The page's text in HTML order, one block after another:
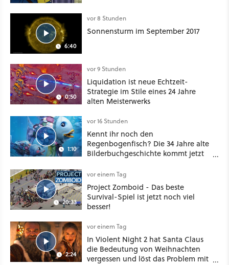
6:40
vor 8 Stunden
Sonnensturm im September 2017
0:50
vor 9 Stunden
Liquidation ist neue Echtzeit-
Strategie im Stile eines 24 Jahre
alten Meisterwerks
1:10
vor 16 Stunden
Kennt ihr noch den
Regenbogenfisch? Die 34 Jahre alte
Bilderbuchgeschichte kommt jetzt
20:33
vor einem Tag
Project Zomboid - Das beste
Survival-Spiel ist jetzt noch viel
besser!
2:24
vor einem Tag
In Violent Night 2 hat Santa Claus
die Bedeutung von Weihnachten
vergessen und löst das Problem mit